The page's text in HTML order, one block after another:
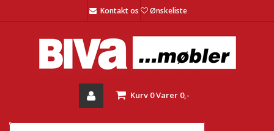
Kontakt os Ønskeliste
Kurv 0Varer 0,-